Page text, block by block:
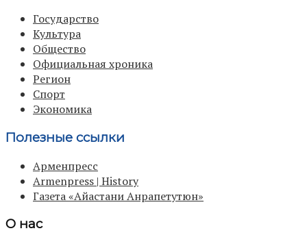
Государство
Культура
Общество
Официальная хроника
Регион
Спорт
Экономика
Полезные ссылки
Арменпресс
Armenpress | History
Газета «Айастани Анрапетутюн»
О нас